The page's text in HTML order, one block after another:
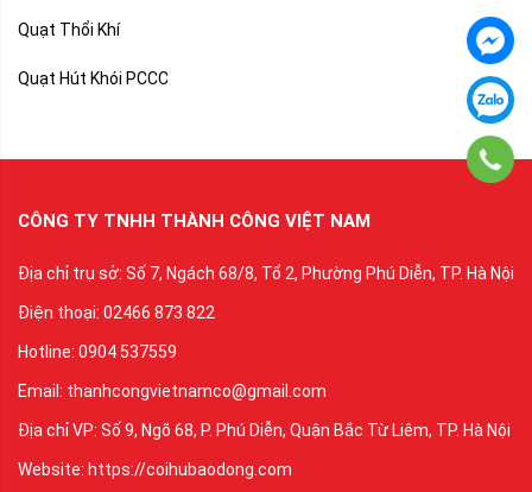
Quạt Thổi Khí
Quạt Hút Khói PCCC
CÔNG TY TNHH THÀNH CÔNG VIỆT NAM
Địa chỉ trụ sở: Số 7, Ngách 68/8, Tổ 2, Phường Phú Diễn, TP. Hà Nội
Điện thoại: 02466 873 822
Hotline: 0904 537559
Email: thanhcongvietnamco@gmail.com
Địa chỉ VP: Số 9, Ngõ 68, P. Phú Diễn, Quận Bắc Từ Liêm, TP. Hà Nội
Website: https://coihubaodong.com